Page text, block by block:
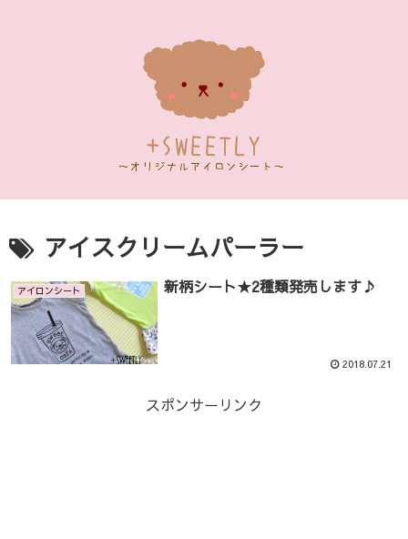
アイスクリームパーラー
アイロンシート 新柄シート★2種類発売します♪
2018.07.21
スポンサーリンク